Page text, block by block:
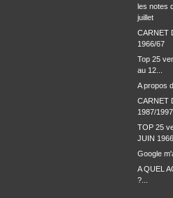
les notes
juillet
CARNET
1966/67
Top 25
au 12...
A propos
CARNET
1987/1997
TOP 25
JUIN 1966
Google
A QUEL
?...